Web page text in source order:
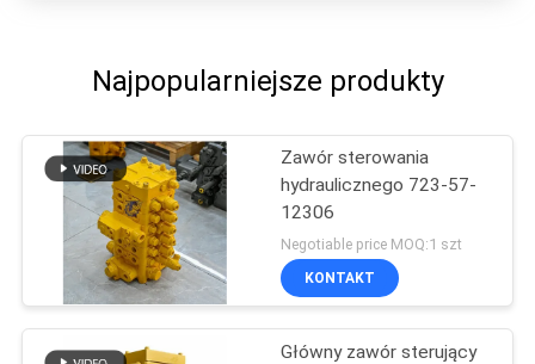
Najpopularniejsze produkty
Zawór sterowania
hydraulicznego 723-57-
12306
Negotiable price MOQ:1 szt
KONTAKT
Główny zawór sterujący